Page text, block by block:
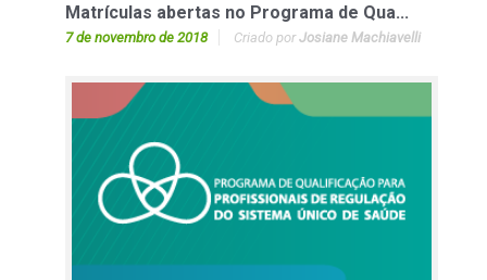
Matrículas abertas no Programa de Qua...
7 de novembro de 2018 Criado porJosiane Machiavelli